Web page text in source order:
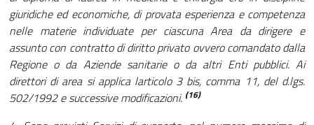
giuridiche ed economiche, di provata esperienza e competenza
nelle materie individuate per ciascuna Area da dirigere e
assunto con contratto di diritto privato ovvero comandato dalla
Regione o da Aziende sanitarie o da altri Enti pubblici. Ai
direttori di area si applica larticolo 3 bis, comma 11, del d.lgs.
502/1992 e successive modificazioni. (16)